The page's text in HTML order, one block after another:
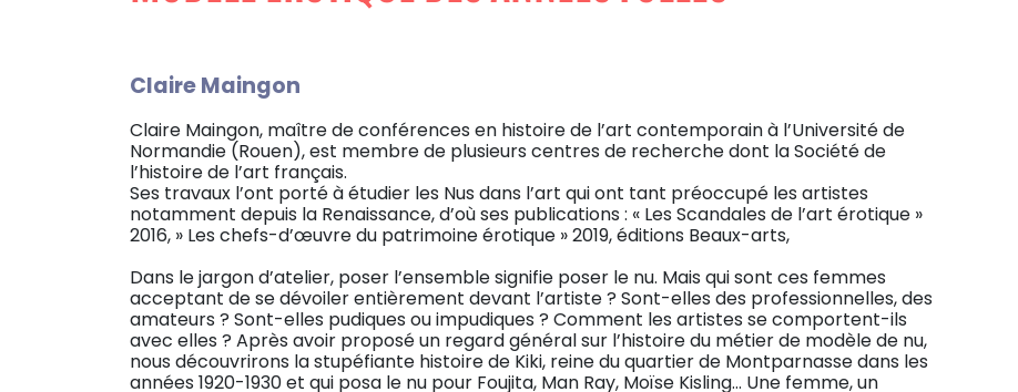
Claire Maingon
Claire Maingon, maître de conférences en histoire de l’art contemporain à l’Université de
Normandie (Rouen), est membre de plusieurs centres de recherche dont la Société de
l’histoire de l’art français.
Ses travaux l’ont porté à étudier les Nus dans l’art qui ont tant préoccupé les artistes
notamment depuis la Renaissance, d’où ses publications : « Les Scandales de l’art érotique »
2016, » Les chefs-d’œuvre du patrimoine érotique » 2019, éditions Beaux-arts,
Dans le jargon d’atelier, poser l’ensemble signifie poser le nu. Mais qui sont ces femmes
acceptant de se dévoiler entièrement devant l’artiste ? Sont-elles des professionnelles, des
amateurs ? Sont-elles pudiques ou impudiques ? Comment les artistes se comportent-ils
avec elles ? Après avoir proposé un regard général sur l’histoire du métier de modèle de nu,
nous découvrirons la stupéfiante histoire de Kiki, reine du quartier de Montparnasse dans les
années 1920-1930 et qui posa le nu pour Foujita, Man Ray, Moïse Kisling… Une femme, un